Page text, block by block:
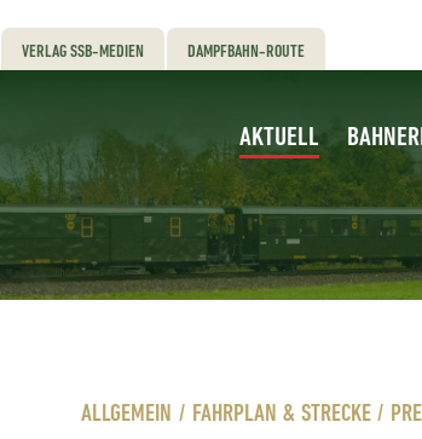
VERLAG SSB-MEDIEN DAMPFBAHN-ROUTE
AKTUELL
ALLGEMEIN / FAHRPLAN & STRECKE /